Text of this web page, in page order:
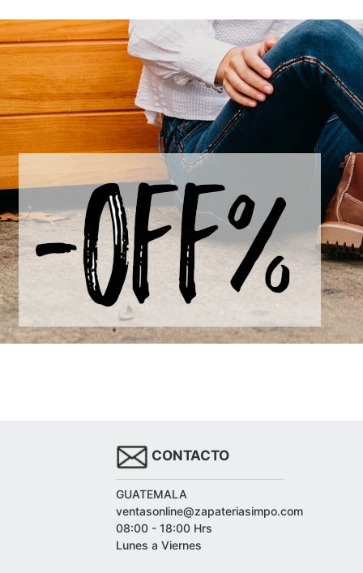
CONTACTO
GUATEMALA
ventasonline@zapateriasimpo.com
08:00 - 18:00 Hrs
Lunes a Viernes